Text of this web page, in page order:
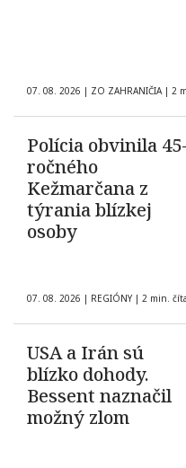
07. 08. 2026 | ZO ZAHRANIČIA | 2
Polícia obvinila 45-
ročného
Kežmarčana z
týrania blízkej
osoby
07. 08. 2026 | REGIÓNY | 2 min.
USA a Irán sú
blízko dohody.
Bessent naznačil
možný zlom